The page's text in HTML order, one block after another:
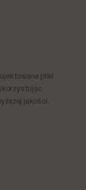
pliki
jakości.